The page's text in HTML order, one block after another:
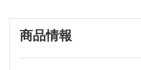
商品情報